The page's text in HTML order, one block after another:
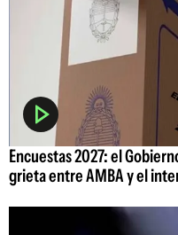
Encuestas 2027: el
grieta entre AMBA y el